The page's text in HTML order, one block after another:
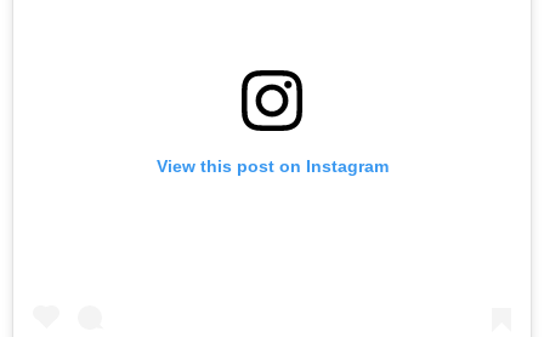
View this post on Instagram